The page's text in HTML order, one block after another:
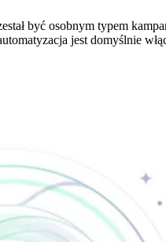
być osobnym typem
jest domyślnie